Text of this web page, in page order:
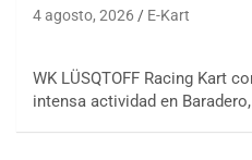
4 agosto, 2026 E-Kart
WK LÜSQTOFF Racing Kart
intensa actividad en
COBERTURA ESPECIAL DE E-
08/09-AGO